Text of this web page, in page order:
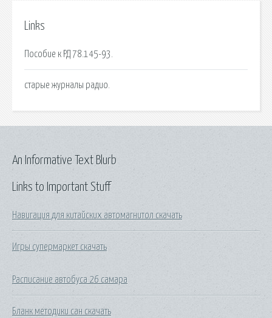
Links
Пособие к РД 78.145-93.
старые журналы радио.
Links to Important Stuff
Навигация для китайских автомагнитол скачать
Игры супермаркет скачать
Расписание автобуса 26 самара
Бланк методики сан скачать
An Informative Text Blurb